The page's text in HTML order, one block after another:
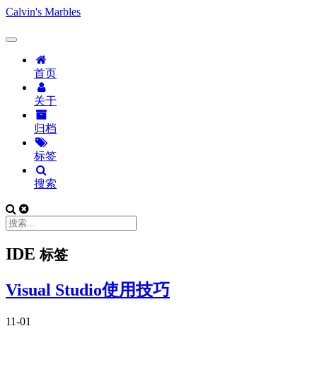
Calvin's Marbles
首页
关于
归档
标签
搜索
IDE标签
Visual Studio使用技巧
11-01